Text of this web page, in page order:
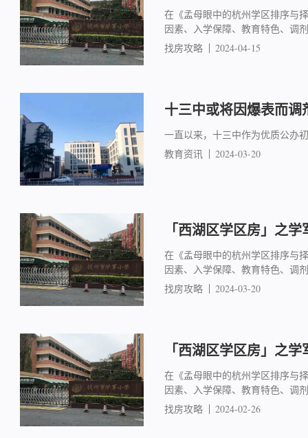
在《孟母眼中的杭州学区排序与
因素、入学保障、教育特色、调
找房攻略
2024-04-15
十三中或将因爆表而调
一直以来，十三中作为优质公办
教育资讯
2024-03-20
「西湖区学区房」之
在《孟母眼中的杭州学区排序与
因素、入学保障、教育特色、调
找房攻略
2024-03-20
「西湖区学区房」之
在《孟母眼中的杭州学区排序与
因素、入学保障、教育特色、调
找房攻略
2024-02-26